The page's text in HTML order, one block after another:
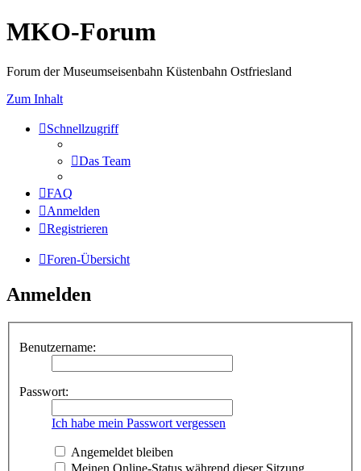
MKO-Forum
Forum der Museumseisenbahn Küstenbahn Ostfriesland
Zum Inhalt
Schnellzugriff
Das Team
FAQ
Anmelden
Registrieren
Foren-Übersicht
Anmelden
Benutzername:
Passwort:
Ich habe mein Passwort vergessen
Angemeldet bleiben